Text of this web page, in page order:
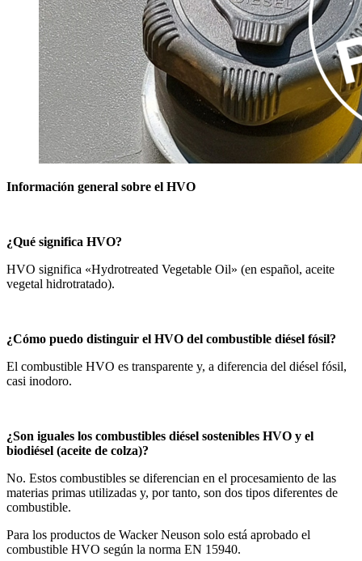
Información general sobre el HVO
¿Qué significa HVO?
HVO significa «Hydrotreated Vegetable Oil» (en español, aceite
vegetal hidrotratado).
¿Cómo puedo distinguir el HVO del combustible diésel fósil?
El combustible HVO es transparente y, a diferencia del diésel fósil,
casi inodoro.
¿Son iguales los combustibles diésel sostenibles HVO y el
biodiésel (aceite de colza)?
No. Estos combustibles se diferencian en el procesamiento de las
materias primas utilizadas y, por tanto, son dos tipos diferentes de
combustible.
Para los productos de Wacker Neuson solo está aprobado el
combustible HVO según la norma EN 15940.